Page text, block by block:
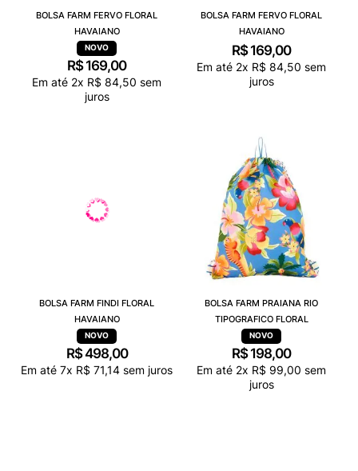
BOLSA FARM FERVO FLORAL
HAVAIANO
R$ 169,00
Em até 2x R$ 84,50 sem
juros
BOLSA FARM FERVO FLORAL
HAVAIANO
R$ 169,00
Em até 2x R$ 84,50 sem
juros
BOLSA FARM FINDI FLORAL
HAVAIANO
R$498,00
Em até 7x R$ 71,14 sem juros
BOLSA FARM PRAIANA RIO
TIPOGRAFICO FLORAL
R$ 198,00
Em até 2x R$ 99,00 sem
juros